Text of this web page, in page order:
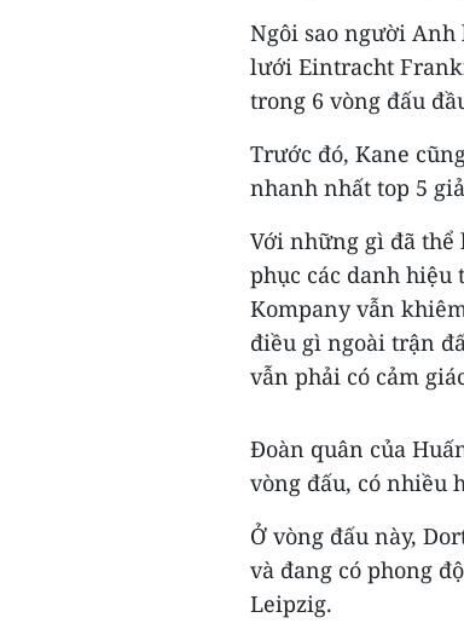
Ngôi sao người
lưới Eintracht
trong 6 vòng đấu
Trước đó, Kane
nhanh nhất top 5
Với những gì đã thể
phục các danh hiệu
Kompany vẫn
điều gì ngoài trận
vẫn phải có cảm
Đoàn quân của
vòng đấu, có nhiều
Ở vòng đấu này,
và đang có phong
Leipzig.